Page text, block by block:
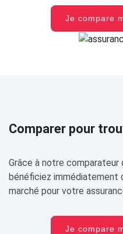
Je compare
Comparer pour
Grâce à notre comparateur
bénéficiez immédiatement
marché pour votre
Je compare